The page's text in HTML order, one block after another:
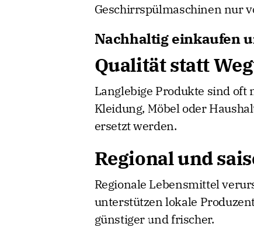
Geschirrspülmaschinen nur
Nachhaltig einkaufen
Qualität statt
Langlebige Produkte sind oft
Kleidung, Möbel oder
ersetzt werden.
Regional und
Regionale Lebensmittel
unterstützen lokale
günstiger und frischer.